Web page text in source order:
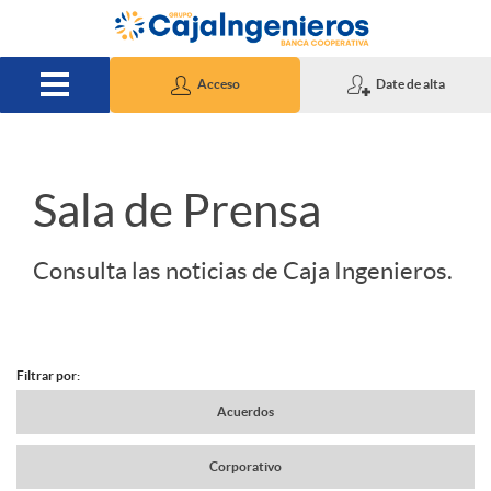
Saltar al contenido principal
Acceso Date de alta
S
Sala de Prensa
Consulta las noticias de Caja Ingenieros.
N
Filtrar por:
Acuerdos
Corporativo